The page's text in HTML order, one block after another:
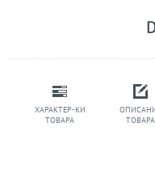
ХАРАКТЕР-КИ
ТОВАРА
ТОВАРА